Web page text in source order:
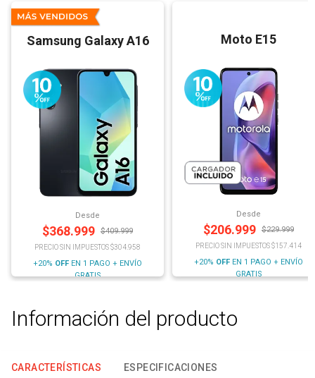
Samsung Galaxy A16
Desde
$368.999 $409.999
PRECIO SIN IMPUESTOS $304.958
+20% OFF EN 1 PAGO + ENVÍO
GRATIS
Moto E15
Desde
$206.999 $229.999
PRECIO SIN IMPUESTOS $157.414
+20% OFF EN 1 PAGO + ENVÍO
GRATIS
Información del producto
CARACTERÍSTICAS ESPECIFICACIONES